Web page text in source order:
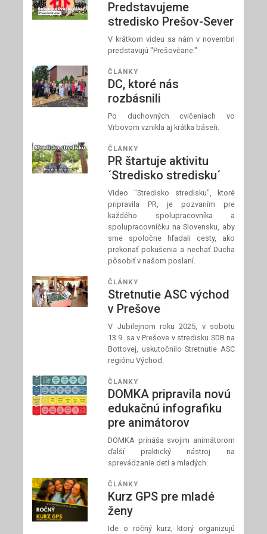
Predstavujeme
stredisko Prešov-Sever
V krátkom videu sa nám v novembri
predstavujú "Prešovčane."
ČLÁNKY
DC, ktoré nás
rozbásnili
Po duchovných cvičeniach vo
Vrbovom vznikla aj krátka báseň.
ČLÁNKY
PR štartuje aktivitu
´Stredisko stredisku´
Video "Stredisko stredisku", ktoré
pripravila PR, je pozvaním pre
každého spolupracovníka a
spolupracovníčku na Slovensku, aby
sme spoločne hľadali cesty, ako
prekonať pokušenia a nechať Ducha
pôsobiť v našom poslaní.
ČLÁNKY
Stretnutie ASC východ
v Prešove
V Jubilejnom roku 2025, v sobotu
13.9. sa v Prešove v stredisku SDB na
Bottovej, uskutočnilo Stretnutie ASC
regiónu Východ.
ČLÁNKY
DOMKA pripravila novú
edukačnú infografiku
pre animátorov
DOMKA prináša svojim animátorom
ďalší praktický nástroj na
sprevádzanie detí a mladých.
ČLÁNKY
Kurz GPS pre mladé
ženy
Ide o ročný kurz, ktorý organizujú